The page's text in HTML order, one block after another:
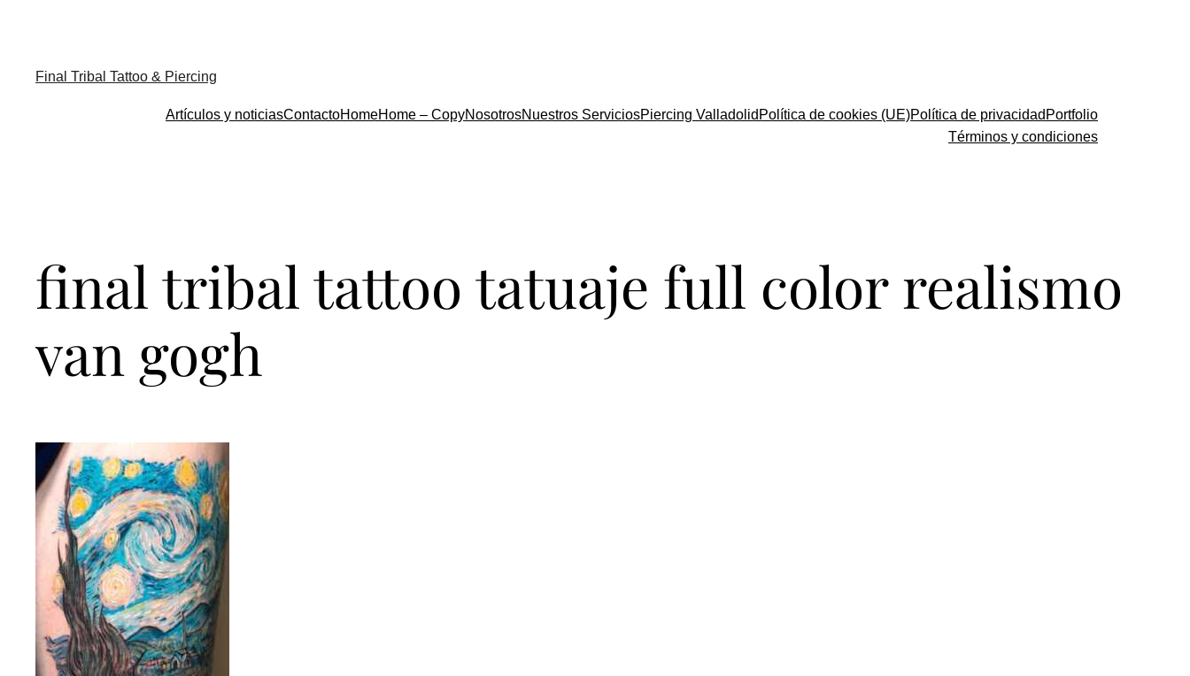
Final Tribal Tattoo & Piercing
Artículos y noticiasContactoHomeHome – CopyNosotrosNuestros ServiciosPiercing Valladolid Política de cookies (UE)Política de privacidad Portfolio
Términos y condiciones
final tribal tattoo tatuaje full color realismo
van gogh